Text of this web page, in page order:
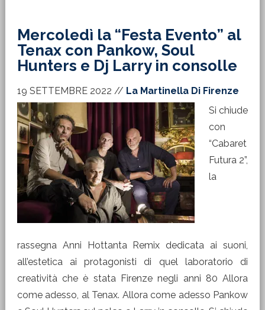
Mercoledì la “Festa Evento” al
Tenax con Pankow, Soul
Hunters e Dj Larry in consolle
19 SETTEMBRE 2022 // La Martinella Di Firenze
Si chiude
con
“Cabaret
Futura 2”,
la
rassegna Anni Hottanta Remix dedicata ai suoni,
all’estetica ai protagonisti di quel laboratorio di
creatività che è stata Firenze negli anni 80 Allora
come adesso, al Tenax. Allora come adesso Pankow